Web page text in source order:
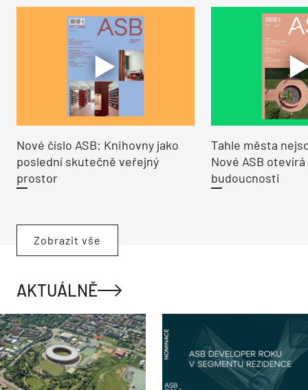
Nové číslo ASB: Knihovny jako
poslední skutečně veřejný
prostor
Tahle města
Nové ASB
budoucnosti
Zobrazit vše
AKTUÁLNĚ